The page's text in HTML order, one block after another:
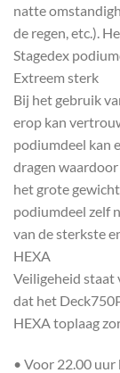
natte
de regen, etc.).
Stagedex
Extreem sterk
Bij het gebruik
erop kan
podiumdeel kan
dragen
het grote
podiumdeel zelf
van de sterkste
HEXA
Veiligeheid staat
dat het
HEXA toplaag
• Voor 22.00